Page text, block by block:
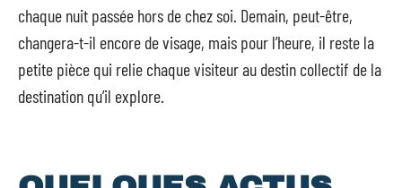
chaque nuit passée hors de chez soi. Demain, peut-être,
changera-t-il encore de visage, mais pour l’heure, il reste la
petite pièce qui relie chaque visiteur au destin collectif de la
destination qu’il explore.